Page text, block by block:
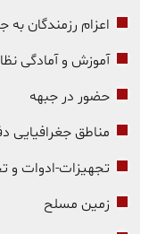
اعزام رزمندگان به
آموزش و آمادگی
حضور در جبهه
مناطق جغرافیایی
تجهیزات-ادوات
زمین مسلح